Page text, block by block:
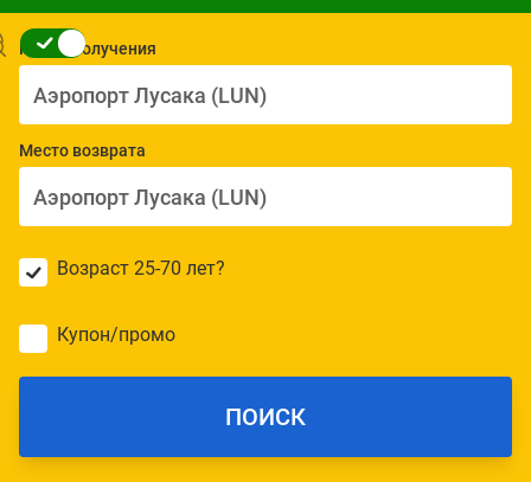
Место получения
Место возврата
Возраст 25-70 лет?
Купон/промо
ПОИСК